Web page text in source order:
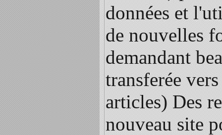
données et
de nouvelles
demandant
transferée
articles) Des
nouveau site